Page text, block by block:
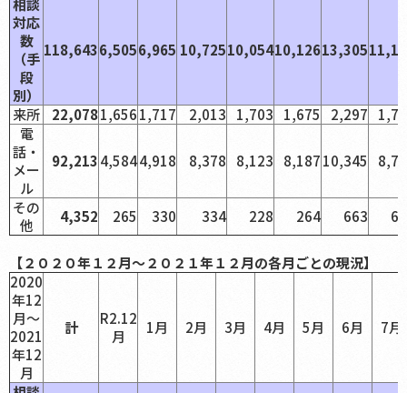
対応
数
（手
段
別）
118,6436,5056,965 10,72510,05410,12613,305
来所 22,0781,6561,717 2,013 1,703 1,675 2,297
電
話・
メー
ル
92,2134,5844,918 8,378 8,123 8,18710,345
その
他
4,352 265 330 334 228 264 663
【２０２０年１２月～２０２１年１２月の各月ごとの現況】
2020
年12
月～
2021
年12
月
計
R2.12
月
1月 2月 3月 4月 5月 6月 7月